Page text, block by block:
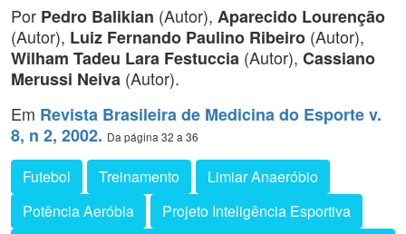
Por Pedro Balikian (Autor), Aparecido Lourenção
(Autor), Luiz Fernando Paulino Ribeiro (Autor),
Wilham Tadeu Lara Festuccia (Autor), Cassiano
Merussi Neiva (Autor).
Em Revista Brasileira de Medicina do Esporte v.
8, n 2, 2002. Da página 32 a 36
Futebol Treinamento
Limiar Anaeróbio
Potência Aeróbia
Projeto Inteligência Esportiva